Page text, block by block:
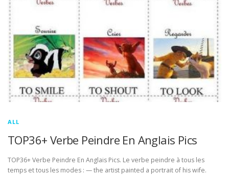
ALL
TOP36+ Verbe Peindre En Anglais Pics
TOP36+ Verbe Peindre En Anglais Pics. Le verbe peindre à tous les
temps et tous les modes : — the artist painted a portrait of his wife.